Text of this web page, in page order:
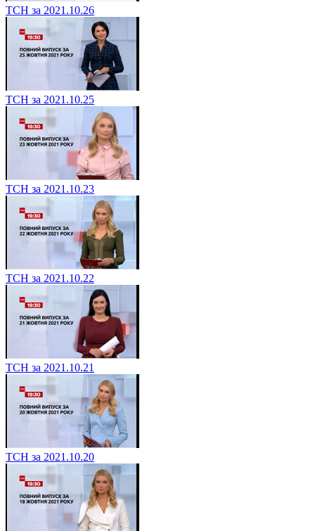
ТСН за 2021.10.26
ТСН за 2021.10.25
ТСН за 2021.10.23
ТСН за 2021.10.22
ТСН за 2021.10.21
ТСН за 2021.10.20